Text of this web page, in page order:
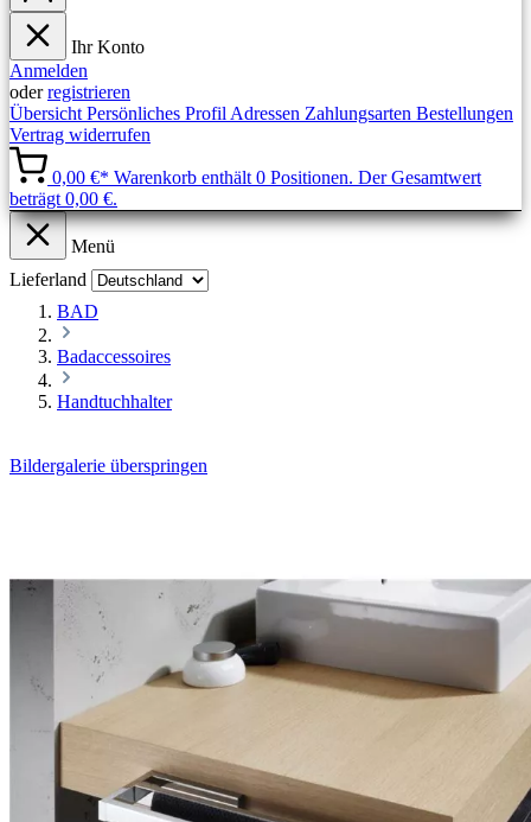
Ihr Konto
Anmelden
oderregistrieren
Übersicht Persönliches Profil Adressen Zahlungsarten Bestellungen
Vertrag widerrufen
0,00 €* Warenkorb enthält 0 Positionen. Der Gesamtwert
beträgt 0,00 €.
Menü
Lieferland
BAD
Badaccessoires
Handtuchhalter
Bildergalerie überspringen